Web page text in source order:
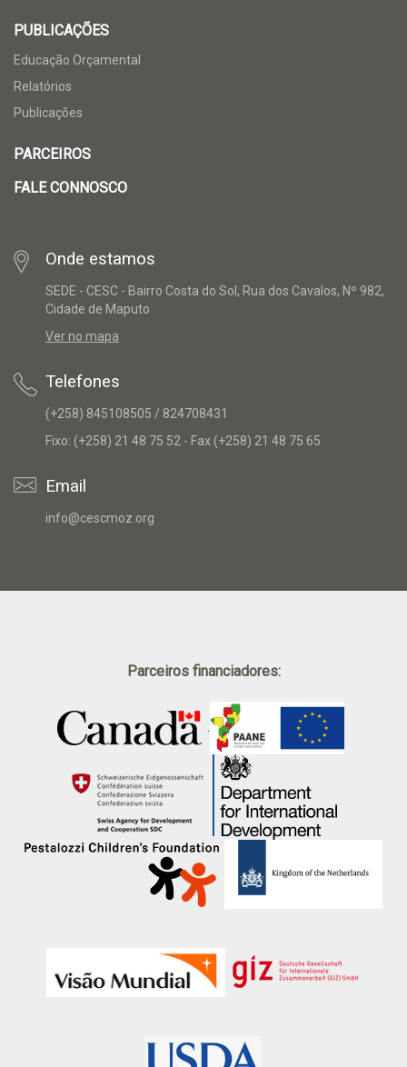
PUBLICAÇÕES
Educação Orçamental
Relatórios
Publicações
PARCEIROS
FALE CONNOSCO
Onde estamos
SEDE - CESC - Bairro Costa do Sol, Rua dos Cavalos, Nº 982,
Cidade de Maputo
Ver no mapa
Telefones
(+258) 845108505 / 824708431
Fixo: (+258) 21 48 75 52 - Fax (+258) 21 48 75 65
Email
info@cescmoz.org
Parceiros financiadores: